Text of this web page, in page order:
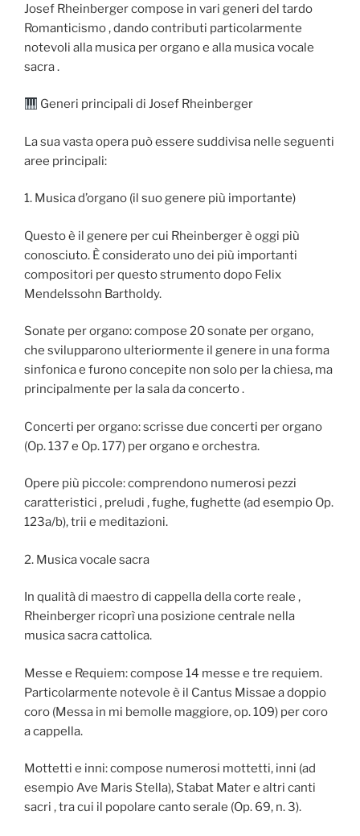
Josef Rheinberger compose in vari generi del tardo
Romanticismo , dando contributi particolarmente
notevoli alla musica per organo e alla musica vocale
sacra .
Generi principali di Josef Rheinberger
La sua vasta opera può essere suddivisa nelle seguenti
aree principali:
1. Musica d’organo (il suo genere più importante)
Questo è il genere per cui Rheinberger è oggi più
conosciuto. È considerato uno dei più importanti
compositori per questo strumento dopo Felix
Mendelssohn Bartholdy.
Sonate per organo: compose 20 sonate per organo,
che svilupparono ulteriormente il genere in una forma
sinfonica e furono concepite non solo per la chiesa, ma
principalmente per la sala da concerto .
Concerti per organo: scrisse due concerti per organo
(Op. 137 e Op. 177) per organo e orchestra.
Opere più piccole: comprendono numerosi pezzi
caratteristici , preludi , fughe, fughette (ad esempio Op.
123a/b), trii e meditazioni.
2. Musica vocale sacra
In qualità di maestro di cappella della corte reale ,
Rheinberger ricoprì una posizione centrale nella
musica sacra cattolica.
Messe e Requiem: compose 14 messe e tre requiem.
Particolarmente notevole è il Cantus Missae a doppio
coro (Messa in mi bemolle maggiore, op. 109) per coro
a cappella.
Mottetti e inni: compose numerosi mottetti, inni (ad
esempio Ave Maris Stella), Stabat Mater e altri canti
sacri , tra cui il popolare canto serale (Op. 69, n. 3).